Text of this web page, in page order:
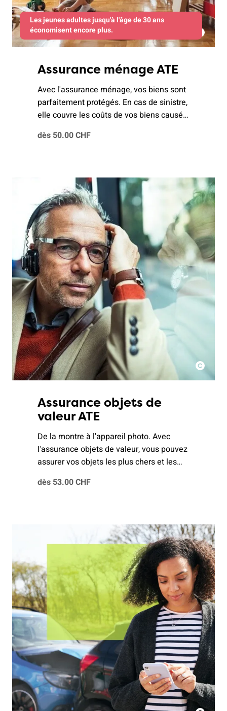
Les jeunes adultes jusqu'à l'âge de 30 ans
économisent encore plus.
Assurance ménage ATE
Avec l'assurance ménage, vos biens sont
parfaitement protégés. En cas de sinistre,
elle couvre les coûts de vos biens causés
un cambriolage.
dès 50.00 CHF
Assurance objets de
valeur ATE
De la montre à l'appareil photo. Avec
l'assurance objets de valeur, vous pouvez
assurer vos objets les plus chers et les
une prime attractive. Profitez de la
dès 53.00 CHF